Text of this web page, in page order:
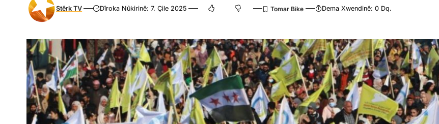
Stêrk TV Dîroka Nûkirinê: 7. Çile 2025 Dema Xwendinê: 0 Dq.